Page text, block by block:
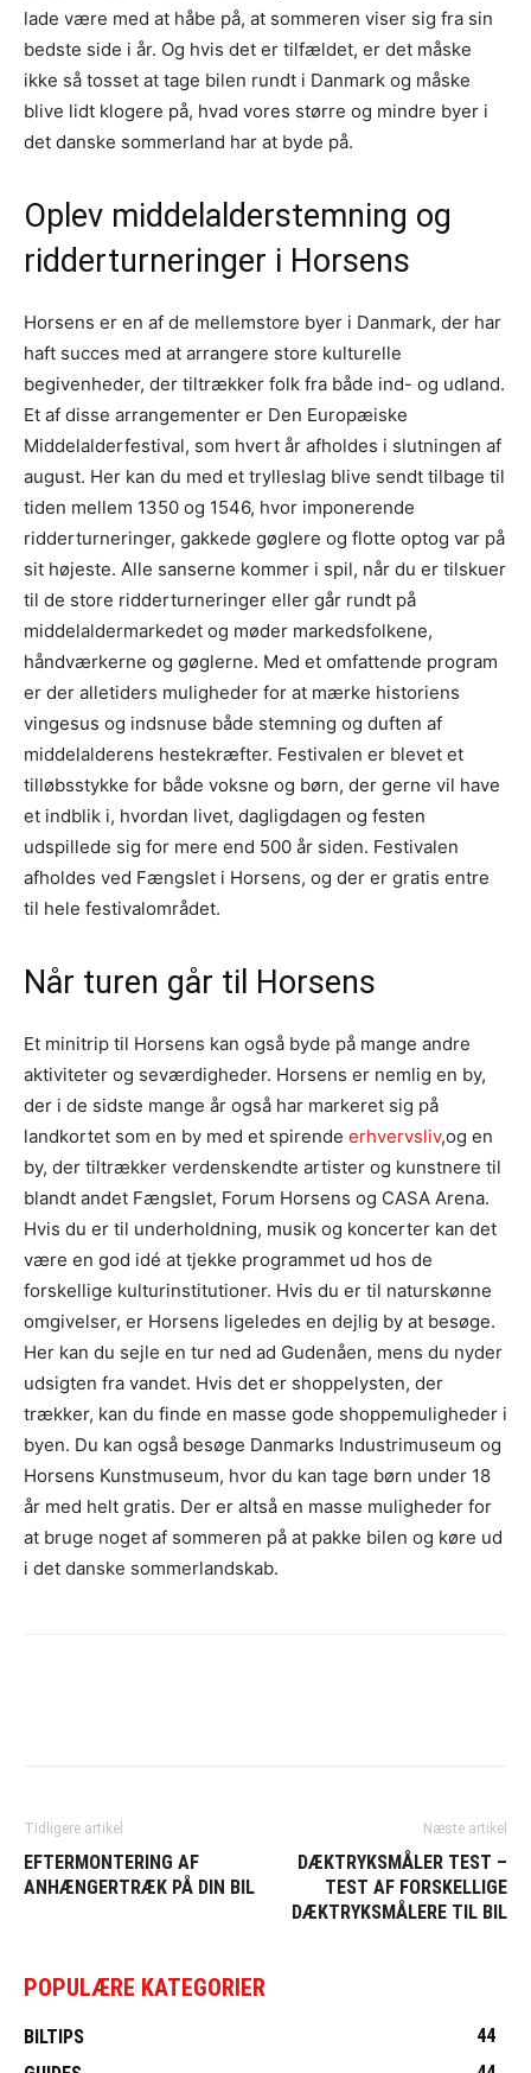
lade være med at håbe på, at sommeren viser sig fra sin
bedste side i år. Og hvis det er tilfældet, er det måske
ikke så tosset at tage bilen rundt i Danmark og måske
blive lidt klogere på, hvad vores større og mindre byer i
det danske sommerland har at byde på.
Oplev middelalderstemning og
ridderturneringer i Horsens
Horsens er en af de mellemstore byer i Danmark, der har
haft succes med at arrangere store kulturelle
begivenheder, der tiltrækker folk fra både ind- og udland.
Et af disse arrangementer er Den Europæiske
Middelalderfestival, som hvert år afholdes i slutningen af
august. Her kan du med et trylleslag blive sendt tilbage til
tiden mellem 1350 og 1546, hvor imponerende
ridderturneringer, gakkede gøglere og flotte optog var på
sit højeste. Alle sanserne kommer i spil, når du er tilskuer
til de store ridderturneringer eller går rundt på
middelaldermarkedet og møder markedsfolkene,
håndværkerne og gøglerne. Med et omfattende program
er der alletiders muligheder for at mærke historiens
vingesus og indsnuse både stemning og duften af
middelalderens hestekræfter. Festivalen er blevet et
tilløbsstykke for både voksne og børn, der gerne vil have
et indblik i, hvordan livet, dagligdagen og festen
udspillede sig for mere end 500 år siden. Festivalen
afholdes ved Fængslet i Horsens, og der er gratis entre
til hele festivalområdet.
Når turen går til Horsens
Et minitrip til Horsens kan også byde på mange andre
aktiviteter og seværdigheder. Horsens er nemlig en by,
der i de sidste mange år også har markeret sig på
landkortet som en by med et spirende erhvervsliv,og en
by, der tiltrækker verdenskendte artister og kunstnere til
blandt andet Fængslet, Forum Horsens og CASA Arena.
Hvis du er til underholdning, musik og koncerter kan det
være en god idé at tjekke programmet ud hos de
forskellige kulturinstitutioner. Hvis du er til naturskønne
omgivelser, er Horsens ligeledes en dejlig by at besøge.
Her kan du sejle en tur ned ad Gudenåen, mens du nyder
udsigten fra vandet. Hvis det er shoppelysten, der
trækker, kan du finde en masse gode shoppemuligheder i
byen. Du kan også besøge Danmarks Industrimuseum og
Horsens Kunstmuseum, hvor du kan tage børn under 18
år med helt gratis. Der er altså en masse muligheder for
at bruge noget af sommeren på at pakke bilen og køre ud
i det danske sommerlandskab.
Tidligere artikel
EFTERMONTERING AF
ANHÆNGERTRÆK PÅ DIN BIL
Næste artikel
DÆKTRYKSMÅLER TEST –
TEST AF FORSKELLIGE
DÆKTRYKSMÅLERE TIL BIL
POPULÆRE KATEGORIER
BILTIPS
44